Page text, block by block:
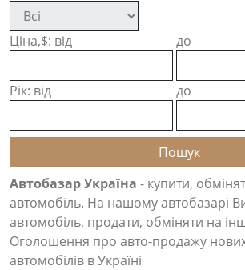
Ціна,$: від до
Рік: від до
Автобазар Україна - купити,
автомобіль. На нашому автобазарі
автомобіль, продати, обміняти на
Оголошення про авто-продажу
автомобілів в Україні